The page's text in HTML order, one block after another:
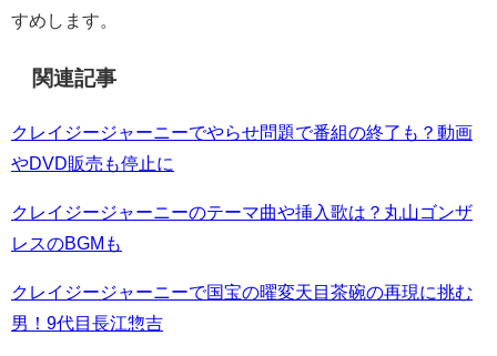
すめします。
関連記事
クレイジージャーニーでやらせ問題で番組の終了も？動画
やDVD販売も停止に
クレイジージャーニーのテーマ曲や挿入歌は？丸山ゴンザ
レスのBGMも
クレイジージャーニーで国宝の曜変天目茶碗の再現に挑む
男！9代目長江惣吉